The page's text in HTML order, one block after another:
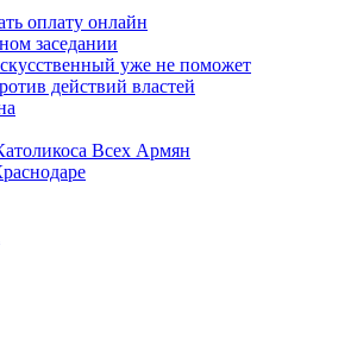
оплату онлайн
заседании
уже не поможет
действий властей
Всех Армян